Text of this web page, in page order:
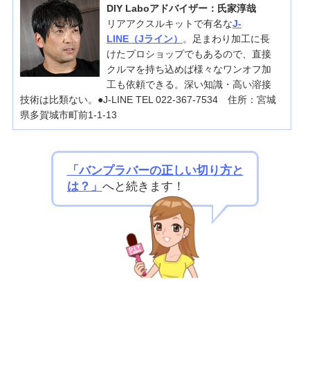
DIY Laboアドバイザー：氏家淳哉
リアアクスルキットで有名なJ-
LINE（Jライン）
。足まわり加工に長
けたプロショップでもあるので、直接
クルマを持ち込めば様々なワンオフ加
工も依頼できる。深い知識・高い溶接
技術は比類ない。●J-LINE TEL 022-367-7534 住所：宮城
県多賀城市町前1-1-13
「バンプラバーの正しい切り方と
は？」 へと続きます！